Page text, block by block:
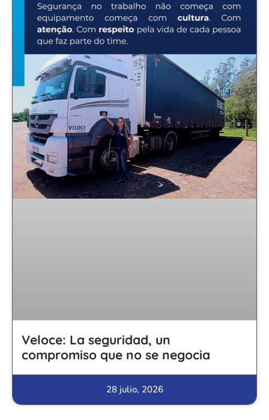
Veloce: La seguridad, un
compromiso que no se negocia
28 julio, 2026